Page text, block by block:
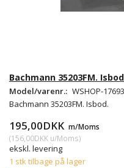
Bachmann 35203FM.
Model/varenr.: WSHOP-17693
Bachmann 35203FM. Isbod.
195,00DKK m/Moms
(156,00DKK u/Moms)
ekskl. levering
1 stk tilbage på lager